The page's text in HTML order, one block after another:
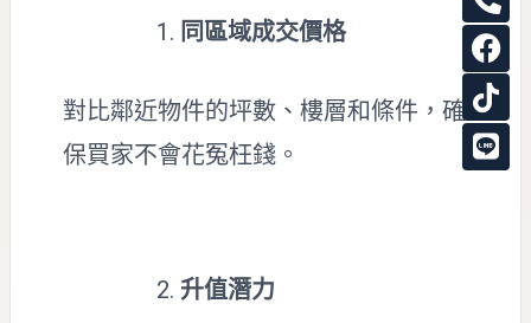
同區域成交價格
對比鄰近物件的坪數、樓層和條件，確
保買家不會花冤枉錢。
升值潛力
h
o
n
e
-
a
a
c
e
b
o
o
i
k
t
o
k
i
n
e